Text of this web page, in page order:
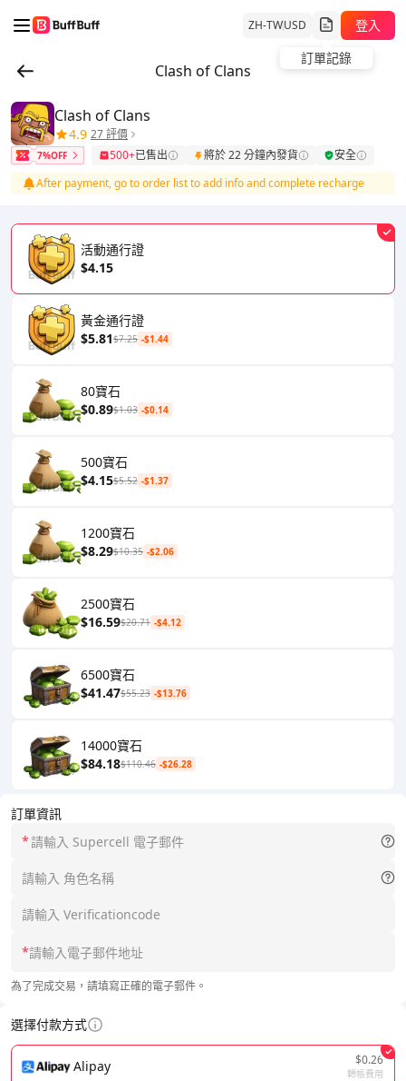
ZH-TWUSD
訂單記錄
登入
Clash of Clans
訂單資訊
*
*
為了完成交易，請填寫正確的電子郵件。
選擇付款方式
Alipay $0.26
轉帳費用
Clash of Clans
4.9 27 評價
7%OFF 500+已售出 將於 22 分鐘內發貨
安全
After payment, go to order list to add info and complete recharge
活動通行證
$4.15
黃金通行證
$5.81$7.25 -$1.44
80寶石
$0.89$1.03 -$0.14
500寶石
$4.15$5.52 -$1.37
1200寶石
$8.29$10.35 -$2.06
2500寶石
$16.59$20.71 -$4.12
6500寶石
$41.47$55.23 -$13.76
14000寶石
$84.18$110.46 -$26.28